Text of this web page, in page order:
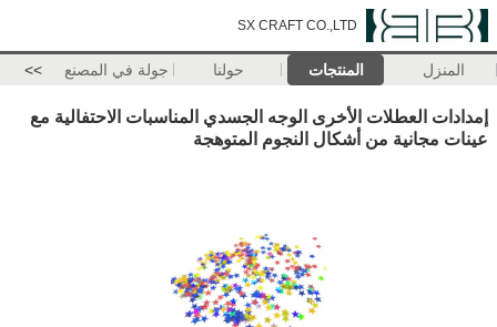
SX CRAFT CO.,LTD
المنزل المنتجات حولنا جولة في المصنع >>
إمدادات العطلات الأخرى الوجه الجسدي المناسبات الاحتفالية مع
عينات مجانية من أشكال النجوم المتوهجة